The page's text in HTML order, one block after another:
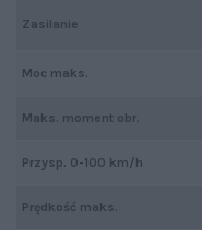
Zasilanie
Moc maks.
Maks. moment obr.
Przysp. 0-100 km/h
Prędkość maks.